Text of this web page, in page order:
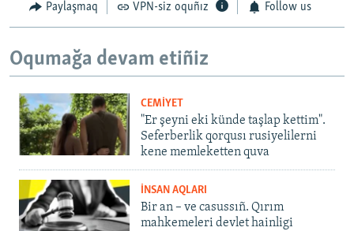
Paylaşmaq VPN-siz oquñız Follow us
Oqumağa devam etiñiz
CEMİYET
"Er şeyni eki künde taşlap kettim".
Seferberlik qorqusı rusiyelilerni
kene memleketten quva
İNSAN AQLARI
Bir an – ve casussıñ. Qırım
mahkemeleri devlet hainligi